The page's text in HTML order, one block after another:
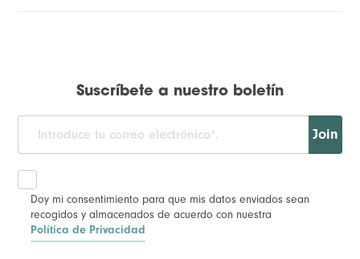
Suscríbete a nuestro boletín
Join
Doy mi consentimiento para que mis datos enviados sean
recogidos y almacenados de acuerdo con nuestra
Política de Privacidad